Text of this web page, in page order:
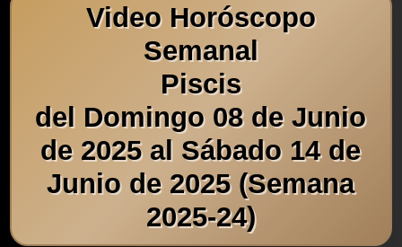
Video Horóscopo
Semanal
Piscis
del Domingo 08 de Junio
de 2025 al Sábado 14 de
Junio de 2025 (Semana
2025-24)